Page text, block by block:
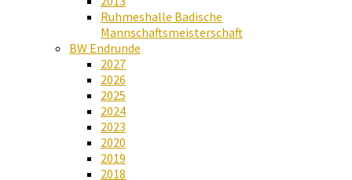
Ruhmeshalle Badische
Mannschaftsmeisterschaft
BW Endrunde
2027
2026
2025
2024
2023
2020
2019
2018